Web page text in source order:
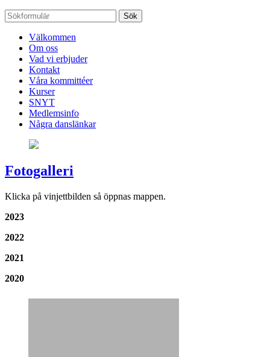
Sök
Välkommen
Om oss
Vad vi erbjuder
Kontakt
Våra kommittéer
Kurser
SNYT
Medlemsinfo
Några danslänkar
Fotogalleri
Klicka på vinjettbilden så öppnas mappen.
2023
2022
2021
2020